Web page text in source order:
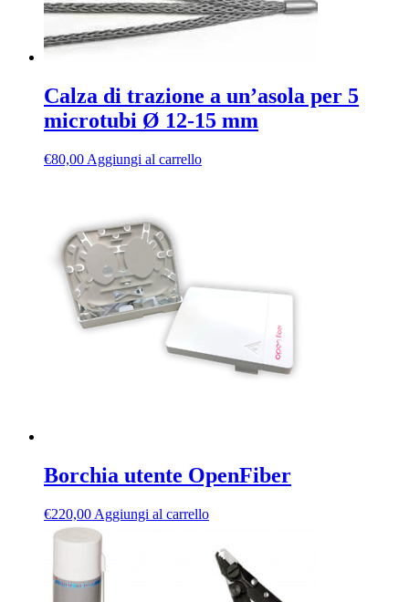
Calza di trazione a un’asola per 5
microtubi Ø 12-15 mm
€80,00 Aggiungi al carrello
Borchia utente OpenFiber
€220,00 Aggiungi al carrello